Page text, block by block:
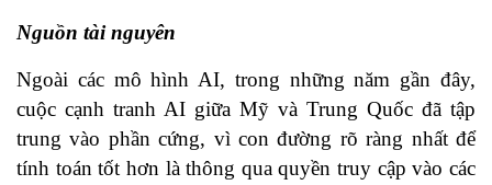
Nguồn tài nguyên
Ngoài các mô hình AI, trong những năm gần đây,
cuộc cạnh tranh AI giữa Mỹ và Trung Quốc đã tập
trung vào phần cứng, vì con đường rõ ràng nhất để
tính toán tốt hơn là thông qua quyền truy cập vào các